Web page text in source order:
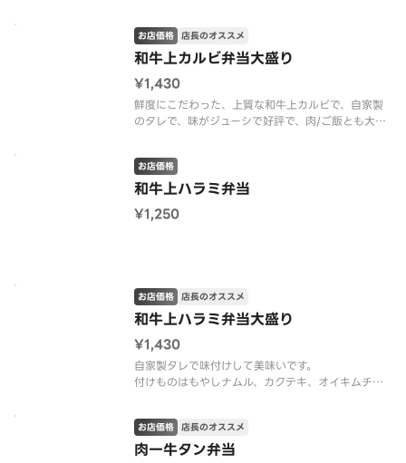
和牛上カルビ弁当大盛り
お店価格 店長のオススメ
¥1,430
鮮度にこだわった、上質な和牛上カルビで、自家製
のタレで、味がジューシで好評で、肉/ご飯とも大盛
和牛上ハラミ弁当
お店価格
¥1,250
和牛上ハラミ弁当大盛り
お店価格 店長のオススメ
¥1,430
自家製タレで味付けして美味いです。
付けものはもやしナムル、カクテキ、オイキムチ、
楽しめます。
肉一牛タン弁当
お店価格 店長のオススメ